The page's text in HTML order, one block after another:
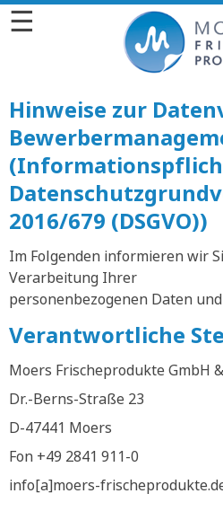
☰
Hinweise zur
2016/679 (DSGVO))
Im Folgenden informieren wir
Verarbeitung Ihrer
personenbezogenen Daten
Verantwortliche
Moers Frischeprodukte GmbH &
Dr.-Berns-Straße 23
D-47441 Moers
Fon +49 2841 911-0
info[a]moers-